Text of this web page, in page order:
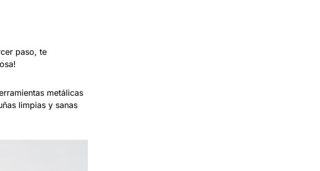
paso, te
metálicas
limpias y sanas